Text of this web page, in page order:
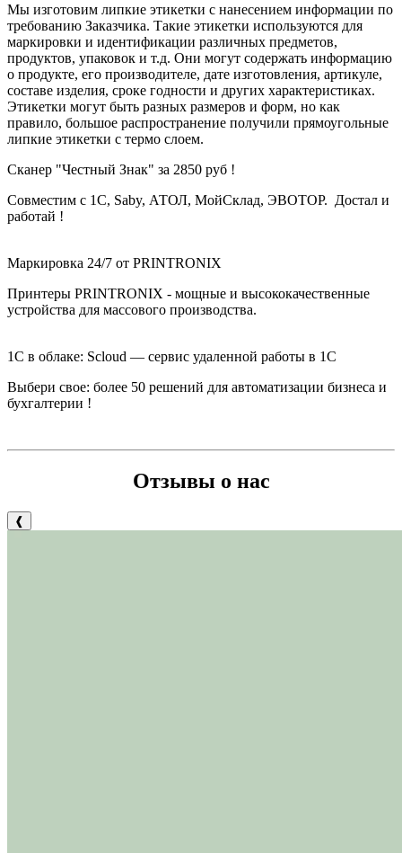
Мы изготовим липкие этикетки с нанесением информации по
требованию Заказчика. Такие этикетки используются для
маркировки и идентификации различных предметов,
продуктов, упаковок и т.д. Они могут содержать информацию
о продукте, его производителе, дате изготовления, артикуле,
составе изделия, сроке годности и других характеристиках.
Этикетки могут быть разных размеров и форм, но как
правило, большое распространение получили прямоугольные
липкие этикетки с термо слоем.
Сканер "Честный Знак" за 2850 руб !
Совместим с 1С, Saby, АТОЛ, МойСклад, ЭВОТОР. Достал и
работай !
Маркировка 24/7 от PRINTRONIX
Принтеры PRINTRONIX - мощные и высококачественные
устройства для массового производства.
1С в облаке: Scloud — сервис удаленной работы в 1С
Выбери свое: более 50 решений для автоматизации бизнеса и
бухгалтерии !
Отзывы о нас
❰